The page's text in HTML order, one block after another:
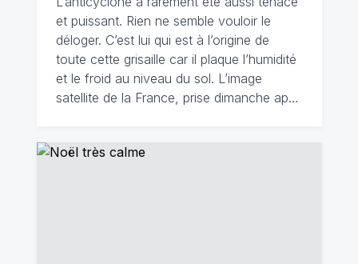
et puissant. Rien ne semble vouloir le
déloger. C’est lui qui est à l’origine de
toute cette grisaille car il plaque l’humidité
et le froid au niveau du sol. L’image
satellite de la France, prise dimanche ap…